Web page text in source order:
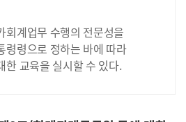
회계업무 수행의 전문성을
령령으로 정하는 바에 따라
한 교육을 실시할 수 있다.